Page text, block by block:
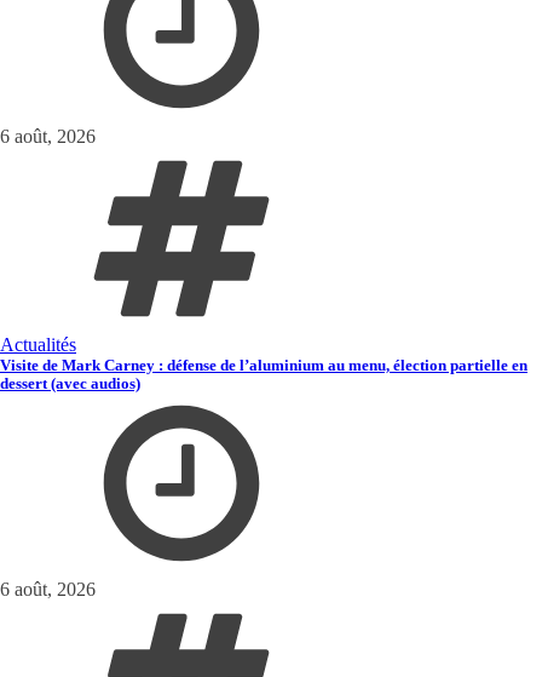
6 août, 2026
Actualités
Visite de Mark Carney : défense de l’aluminium au menu, élection partielle en
dessert (avec audios)
6 août, 2026